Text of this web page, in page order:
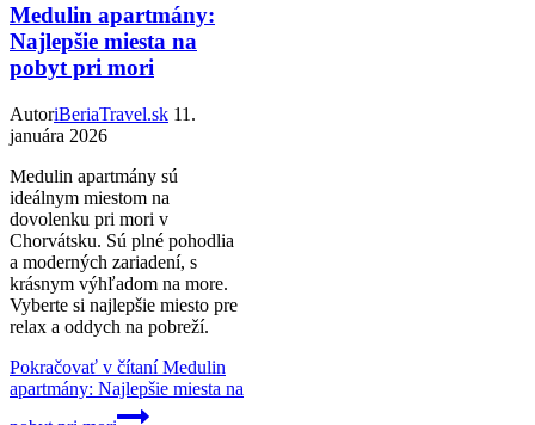
Medulin apartmány:
Najlepšie miesta na
pobyt pri mori
AutoriBeriaTravel.sk 11.
januára 2026
Medulin apartmány sú
ideálnym miestom na
dovolenku pri mori v
Chorvátsku. Sú plné pohodlia
a moderných zariadení, s
krásnym výhľadom na more.
Vyberte si najlepšie miesto pre
relax a oddych na pobreží.
Pokračovať v čítaníMedulin
apartmány: Najlepšie miesta na